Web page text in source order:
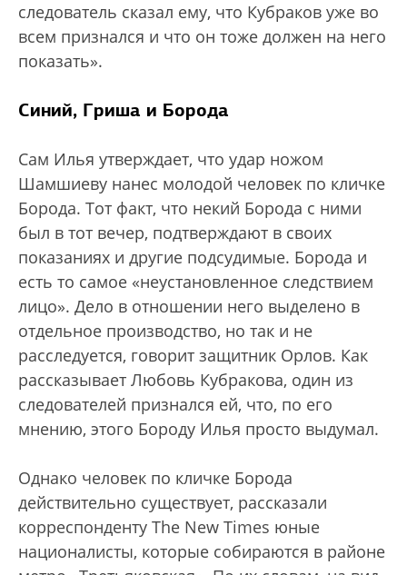
следователь сказал ему, что Кубраков уже во
всем признался и что он тоже должен на него
показать».
Синий, Гриша и Борода
Сам Илья утверждает, что удар ножом
Шамшиеву нанес молодой человек по кличке
Борода. Тот факт, что некий Борода с ними
был в тот вечер, подтверждают в своих
показаниях и другие подсудимые. Борода и
есть то самое «неустановленное следствием
лицо». Дело в отношении него выделено в
отдельное производство, но так и не
расследуется, говорит защитник Орлов. Как
рассказывает Любовь Кубракова, один из
следователей признался ей, что, по его
мнению, этого Бороду Илья просто выдумал.
Однако человек по кличке Борода
действительно существует, рассказали
корреспонденту The New Times юные
националисты, которые собираются в районе